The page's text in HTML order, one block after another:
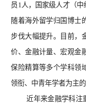
员1人，国家级人才（中
随着海外留学归国博士
步伐大幅提升。目前，
价、金融计量、宏观金
保险精算等多个学科领
领衔、中青年学者为主的
近年来金融学科注